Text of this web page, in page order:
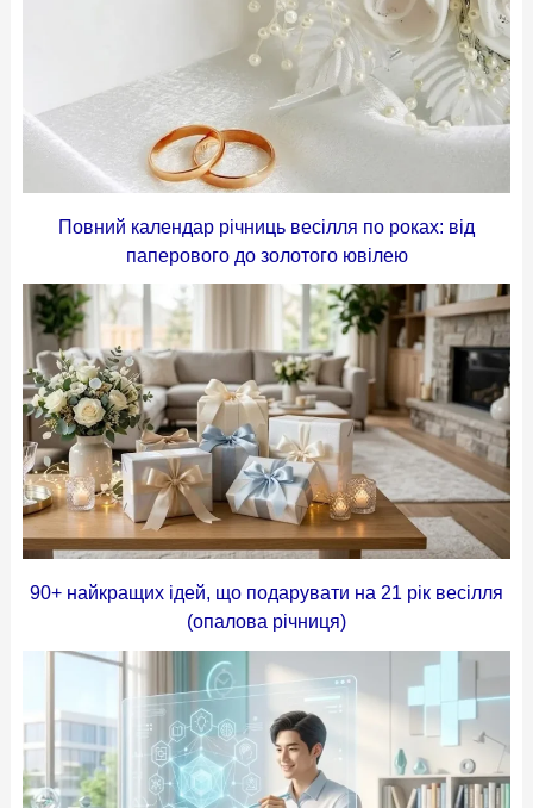
Повний календар річниць весілля по роках: від
паперового до золотого ювілею
90+ найкращих ідей, що подарувати на 21 рік весілля
(опалова річниця)